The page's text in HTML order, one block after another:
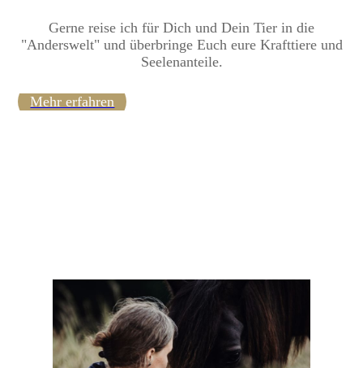
Gerne reise ich für Dich und Dein Tier in die
"Anderswelt" und überbringe Euch eure Krafttiere und
Seelenanteile.
Mehr erfahren